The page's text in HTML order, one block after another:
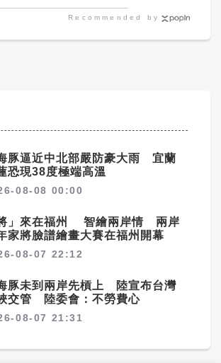
Recommended by
豚逼近中北部嚴防豪大雨 宜蘭
恐現38度極端高溫
08-08 00:00
將」來在福州 智繪兩岸情 兩岸
家將臉譜繪畫大賽在福州開幕
08-07 22:12
豚未到兩岸先槓上 陸宣布台灣
交管 陸委會：不勞費心
08-07 21:31